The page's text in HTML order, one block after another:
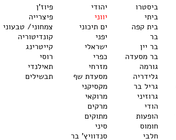
ביסטרו
ביתי
בית קפה
בר
בר יין
בר מסעדה
גורמה
גלידריה
גריל בר
גרוזיני
הודי
הופעות
חומוס
חלבי
יהודי
יווני
ים תיכוני
יפני
ישראלי
כפרי
מזרחי
מסעדת שף
מקסיקני
מרוקאי
מרקים
מתוקים
סיני
סנדוויץ' בר
פיוז'ן
פיצרייה
צמחוני/ טבעוני
קונדיטוריה
קייטרינג
רוסי
תאילנדי
תבשילים